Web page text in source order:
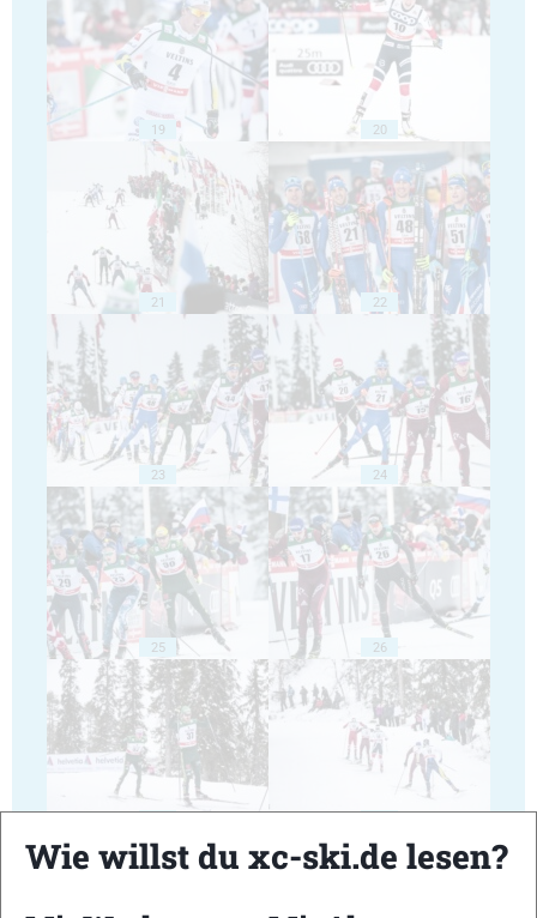
19 20
21 22
23 24
25 26
Wie willst du xc-ski.de lesen?